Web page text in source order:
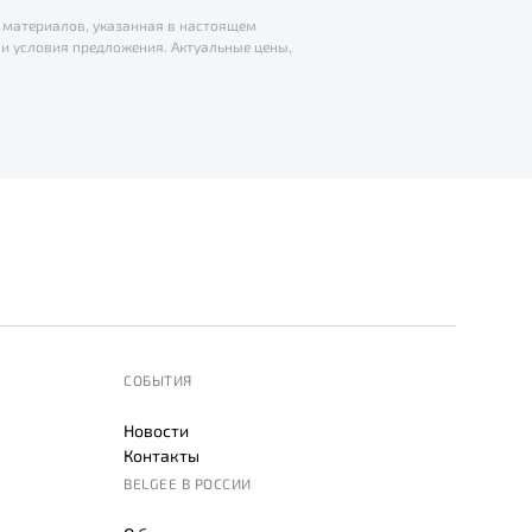
указанная в настоящем
условия предложения. Актуальные цены,
СОБЫТИЯ
Новости
Контакты
BELGEE В РОССИИ